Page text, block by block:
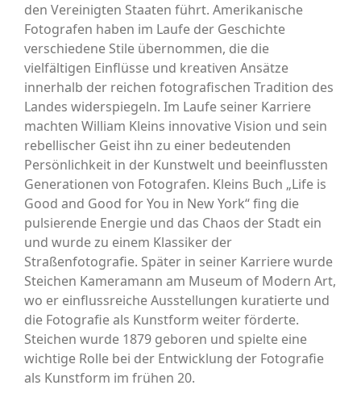
den Vereinigten Staaten führt. Amerikanische
Fotografen haben im Laufe der Geschichte
verschiedene Stile übernommen, die die
vielfältigen Einflüsse und kreativen Ansätze
innerhalb der reichen fotografischen Tradition des
Landes widerspiegeln. Im Laufe seiner Karriere
machten William Kleins innovative Vision und sein
rebellischer Geist ihn zu einer bedeutenden
Persönlichkeit in der Kunstwelt und beeinflussten
Generationen von Fotografen. Kleins Buch „Life is
Good and Good for You in New York“ fing die
pulsierende Energie und das Chaos der Stadt ein
und wurde zu einem Klassiker der
Straßenfotografie. Später in seiner Karriere wurde
Steichen Kameramann am Museum of Modern Art,
wo er einflussreiche Ausstellungen kuratierte und
die Fotografie als Kunstform weiter förderte.
Steichen wurde 1879 geboren und spielte eine
wichtige Rolle bei der Entwicklung der Fotografie
als Kunstform im frühen 20.